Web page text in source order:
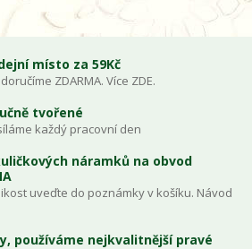
místo za 59Kč
ZDARMA. Více ZDE.
tvořené
každý pracovní den
náramků na obvod
uveďte do poznámky v košíku. Návod
používáme nejkvalitnější pravé